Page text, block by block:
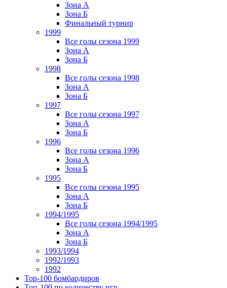
Зона А
Зона Б
Финальный турнир
1999
Все голы сезона 1999
Зона А
Зона Б
1998
Все голы сезона 1998
Зона А
Зона Б
1997
Все голы сезона 1997
Зона А
Зона Б
1996
Все голы сезона 1996
Зона А
Зона Б
1995
Все голы сезона 1995
Зона А
Зона Б
1994/1995
Все голы сезона 1994/1995
Зона А
Зона Б
1993/1994
1992/1993
1992
Top-100 бомбардиров